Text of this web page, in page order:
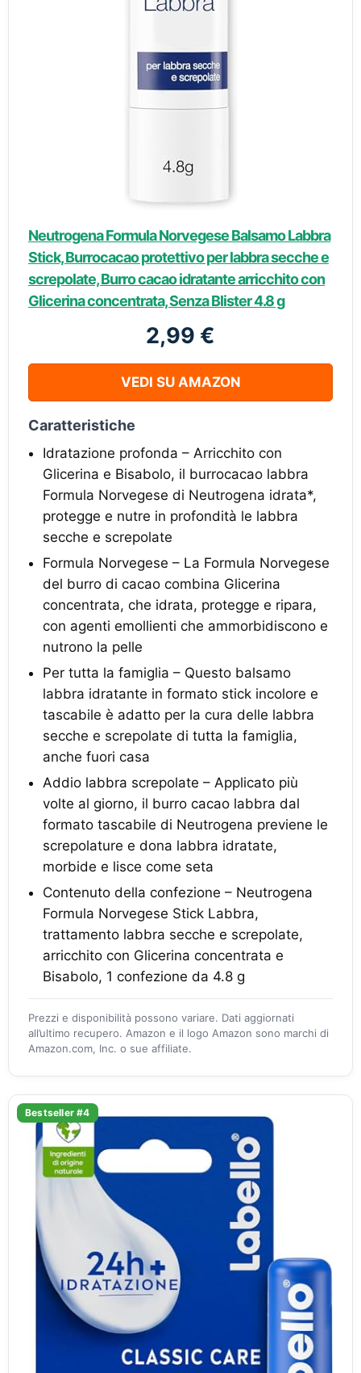
Neutrogena Formula Norvegese Balsamo Labbra
Stick, Burrocacao protettivo per labbra secche e
screpolate, Burro cacao idratante arricchito con
Glicerina concentrata, Senza Blister 4.8 g
2,99 €
VEDI SU AMAZON
Caratteristiche
Idratazione profonda – Arricchito con
Glicerina e Bisabolo, il burrocacao labbra
Formula Norvegese di Neutrogena idrata*,
protegge e nutre in profondità le labbra
secche e screpolate
Formula Norvegese – La Formula Norvegese
del burro di cacao combina Glicerina
concentrata, che idrata, protegge e ripara,
con agenti emollienti che ammorbidiscono e
nutrono la pelle
Per tutta la famiglia – Questo balsamo
labbra idratante in formato stick incolore e
tascabile è adatto per la cura delle labbra
secche e screpolate di tutta la famiglia,
anche fuori casa
Addio labbra screpolate – Applicato più
volte al giorno, il burro cacao labbra dal
formato tascabile di Neutrogena previene le
screpolature e dona labbra idratate,
morbide e lisce come seta
Contenuto della confezione – Neutrogena
Formula Norvegese Stick Labbra,
trattamento labbra secche e screpolate,
arricchito con Glicerina concentrata e
Bisabolo, 1 confezione da 4.8 g
Prezzi e disponibilità possono variare. Dati aggiornati
all’ultimo recupero. Amazon e il logo Amazon sono marchi di
Amazon.com, Inc. o sue affiliate.
Bestseller #4